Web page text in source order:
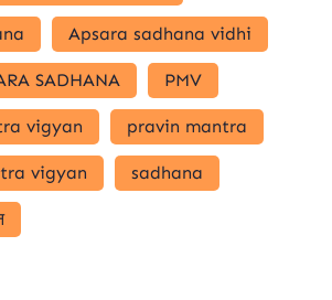
Apsara sadhana vidhi
SADHANA PMV
vigyan pravin mantra
vigyan sadhana